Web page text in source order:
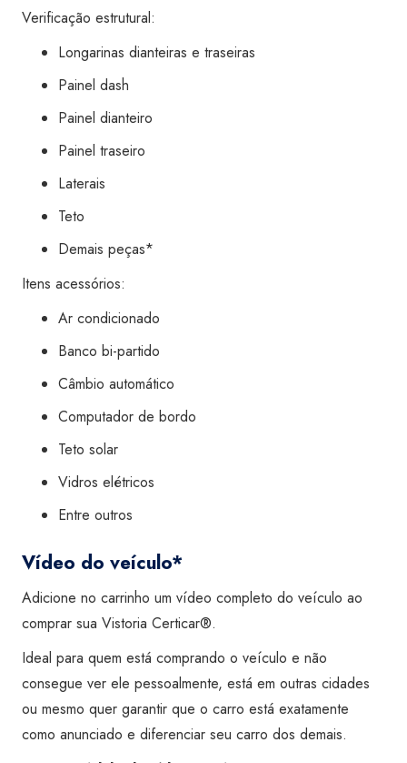
Verificação estrutural:
Longarinas dianteiras e traseiras
Painel dash
Painel dianteiro
Painel traseiro
Laterais
Teto
Demais peças*
Itens acessórios:
Ar condicionado
Banco bi-partido
Câmbio automático
Computador de bordo
Teto solar
Vidros elétricos
Entre outros
Vídeo do veículo*
Adicione no carrinho um vídeo completo do veículo ao
comprar sua Vistoria Certicar®.
Ideal para quem está comprando o veículo e não
consegue ver ele pessoalmente, está em outras cidades
ou mesmo quer garantir que o carro está exatamente
como anunciado e diferenciar seu carro dos demais.